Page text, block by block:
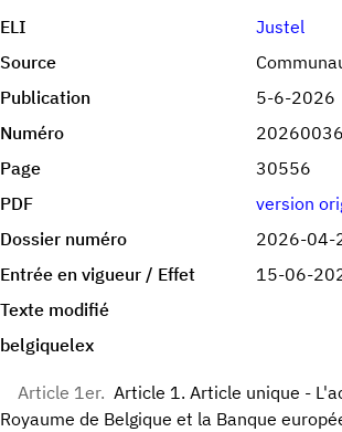
ELI
Justel
Source
Publication
5-6-2026
Numéro
Page
30556
PDF
version
Dossier numéro
2026-04-
Entrée en vigueur / Effet
15-06-
Texte modifié
belgiquelex
Article 1er. Article 1. Article unique -
Royaume de Belgique et la Banque